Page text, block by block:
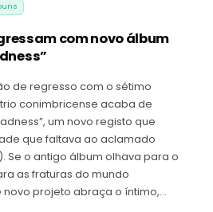
com novo álbum
de regresso com o sétimo
conimbricense acaba de
um novo registo que
que faltava ao aclamado
Se o antigo álbum olhava para o
as fraturas do mundo
projeto abraça o íntimo,…